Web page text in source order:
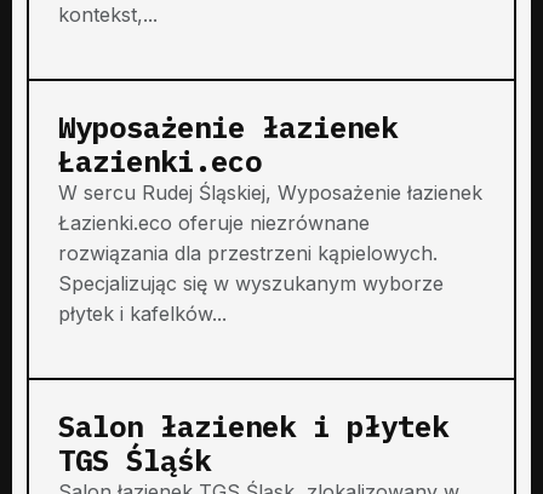
kontekst,...
Wyposażenie łazienek
Łazienki.eco
W sercu Rudej Śląskiej, Wyposażenie łazienek
Łazienki.eco oferuje niezrównane
rozwiązania dla przestrzeni kąpielowych.
Specjalizując się w wyszukanym wyborze
płytek i kafelków...
Salon łazienek i płytek
TGS Śląśk